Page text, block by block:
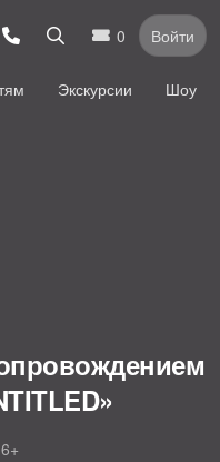
0 Войти
Экскурсии Шоу